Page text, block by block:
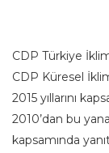
CDP Türkiye
CDP Küresel
2015 yıllarını
2010’dan bu
kapsamında